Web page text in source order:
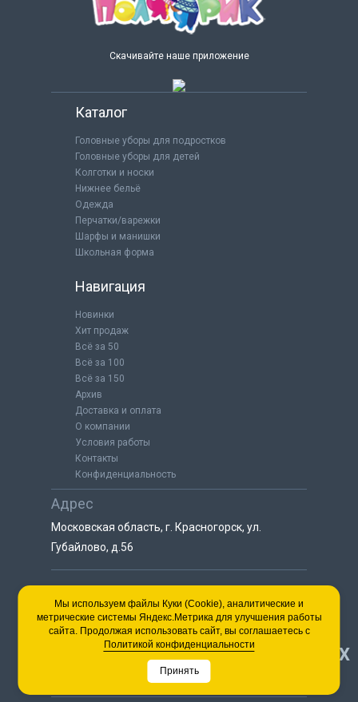
Скачивайте наше приложение
Каталог
Головные уборы для подростков
Головные уборы для детей
Колготки и носки
Нижнее бельё
Одежда
Перчатки/варежки
Шарфы и манишки
Школьная форма
Навигация
Новинки
Хит продаж
Всё за 50
Всё за 100
Всё за 150
Архив
Доставка и оплата
О компании
Условия работы
Контакты
Конфиденциальность
Адрес
Московская область, г. Красногорск, ул.
Губайлово, д.56
8 (925) 064-55-25
пн-сб с 9:00 до 18:00
8 (495) 563-03-35
пн-сб с 9:00 до 18:00 НАВЕРХ
Мы используем файлы Куки (Cookie), аналитические и
метрические системы Яндекс.Метрика для улучшения работы
сайта. Продолжая использовать сайт, вы соглашаетесь с
Политикой конфиденциальности
Принять